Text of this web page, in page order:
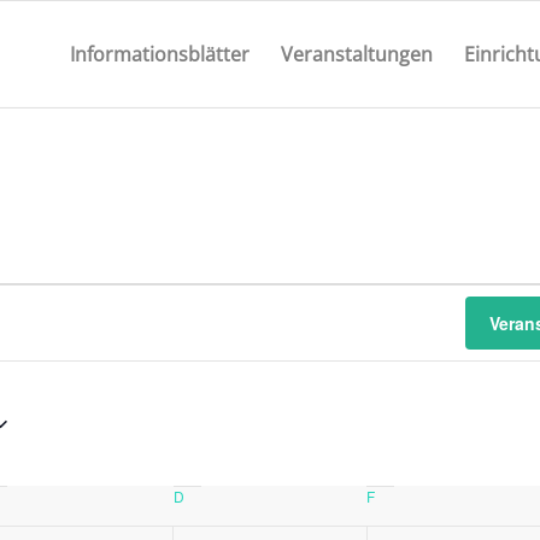
Informationsblätter Veranstaltungen
D F